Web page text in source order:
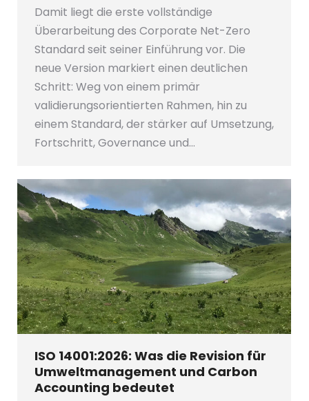
Damit liegt die erste vollständige
Überarbeitung des Corporate Net-Zero
Standard seit seiner Einführung vor. Die
neue Version markiert einen deutlichen
Schritt: Weg von einem primär
validierungsorientierten Rahmen, hin zu
einem Standard, der stärker auf Umsetzung,
Fortschritt, Governance und…
ISO 14001:2026: Was die Revision für
Umweltmanagement und Carbon
Accounting bedeutet